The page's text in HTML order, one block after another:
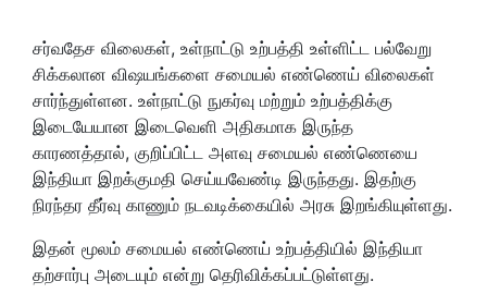
சர்வதேச விலைகள், உள்நாட்டு உற்பத்தி உள்ளிட்ட பல்வேறு
சிக்கலான விஷயங்களை சமையல் எண்ணெய் விலைகள்
சார்ந்துள்ளன. உள்நாட்டு நுகர்வு மற்றும் உற்பத்திக்கு
இடையேயான இடைவெளி அதிகமாக இருந்த
காரணத்தால், குறிப்பிட்ட அளவு சமையல் எண்ணெயை
இந்தியா இறக்குமதி செய்யவேண்டி இருந்தது. இதற்கு
நிரந்தர தீர்வு காணும் நடவடிக்கையில் அரசு இறங்கியுள்ளது.
இதன் மூலம் சமையல் எண்ணெய் உற்பத்தியில் இந்தியா
தற்சார்பு அடையும் என்று தெரிவிக்கப்பட்டுள்ளது.